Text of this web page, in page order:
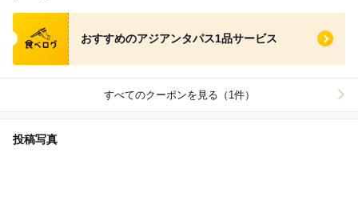
食べログ クーポン
おすすめのアジアンタパス1品サービス
すべてのクーポンを見る（1件）
投稿写真